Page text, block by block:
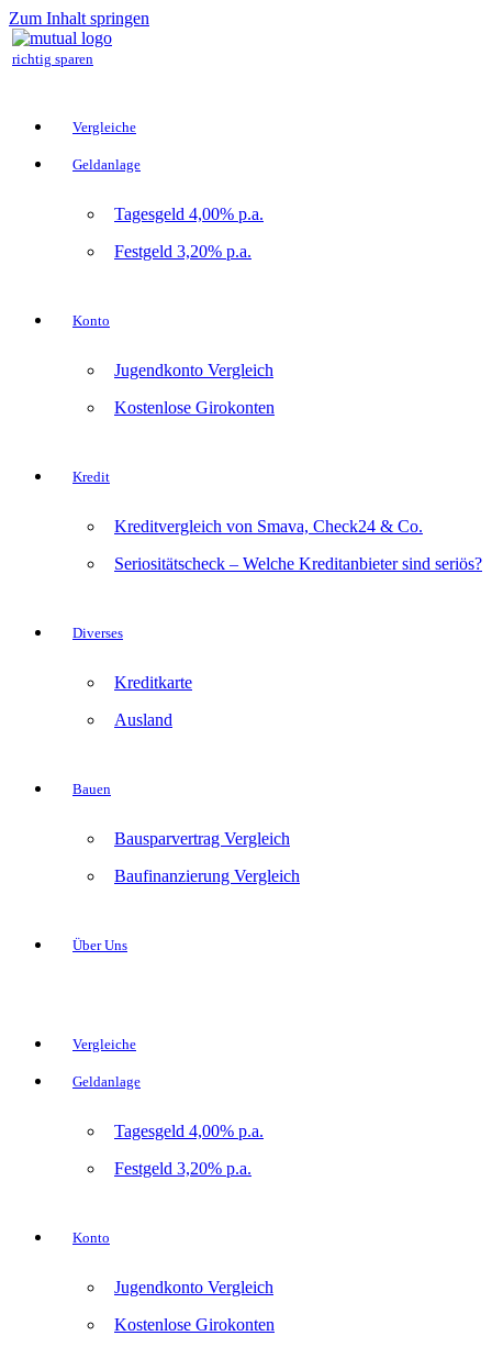
Zum Inhalt springen
richtig sparen
Vergleiche
Geldanlage
Tagesgeld 4,00% p.a.
Festgeld 3,20% p.a.
Konto
Jugendkonto Vergleich
Kostenlose Girokonten
Kredit
Kreditvergleich von Smava, Check24 & Co.
Seriositätscheck – Welche Kreditanbieter sind seriös?
Diverses
Kreditkarte
Ausland
Bauen
Bausparvertrag Vergleich
Baufinanzierung Vergleich
Über Uns
Vergleiche
Geldanlage
Tagesgeld 4,00% p.a.
Festgeld 3,20% p.a.
Konto
Jugendkonto Vergleich
Kostenlose Girokonten